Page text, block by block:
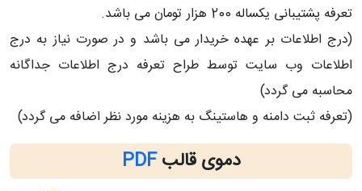
تعرفه پشتیبانی یکساله 200 هزار تومان می باشد.
(درج اطلاعات بر عهده خریدار می باشد و در صورت نیاز به درج
اطلاعات وب سایت توسط طراح تعرفه درج اطلاعات جداگانه
محاسبه می گردد)
(تعرفه ثبت دامنه و هاستینگ به هزینه مورد نظر اضافه می گردد)
دموی قالبPDF